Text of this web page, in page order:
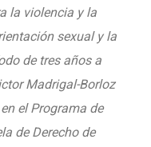
la violencia y la
sexual y la
de tres años a
Madrigal-Borloz
el Programa de
de Derecho de